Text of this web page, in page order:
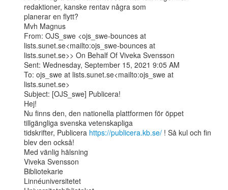
redaktioner, kanske rentav några som
planerar en flytt?
Mvh Magnus
From: OJS_swe <ojs_swe-bounces at
lists.sunet.se<mailto:ojs_swe-bounces at
lists.sunet.se>> On Behalf Of Viveka Svensson
Sent: Wednesday, September 15, 2021 9:05 AM
To: ojs_swe at lists.sunet.se<mailto:ojs_swe at
lists.sunet.se>
Subject: [OJS_swe] Publicera!
Hej!
Nu finns den, den nationella plattformen för öppet
tillgängliga svenska vetenskapliga
tidskrifter, Publicera https://publicera.kb.se/ ! Så kul och fin
blev den också!
Med vänlig hälsning
Viveka Svensson
Bibliotekarie
Linnéuniversitetet